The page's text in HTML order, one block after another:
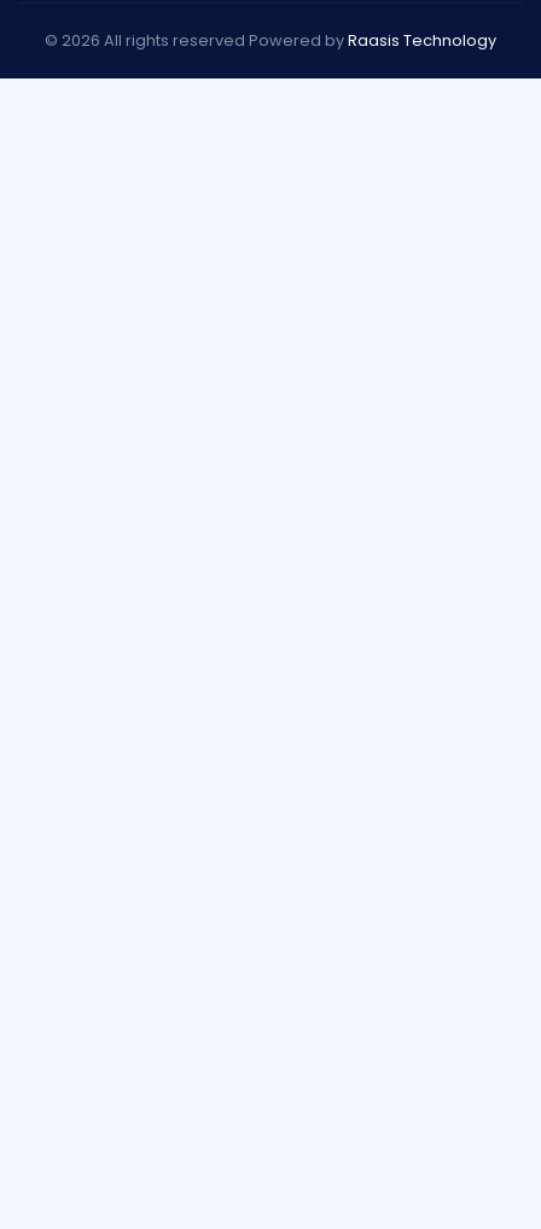
© 2026 All rights reserved Powered byRaasis Technology